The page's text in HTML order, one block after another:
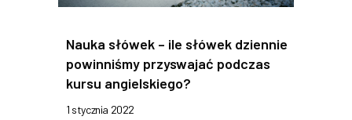
Nauka słówek – ile słówek dziennie
powinniśmy przyswajać podczas
kursu angielskiego?
1 stycznia 2022